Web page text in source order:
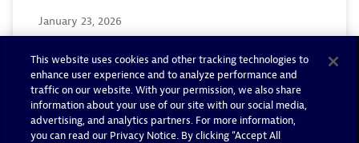
January 23, 2026
Read now
This website uses cookies and other tracking technologies to
enhance user experience and to analyze performance and
traffic on our website. With your permission, we also share
information about your use of our site with our social media,
advertising, and analytics partners. For more information,
you can read our Privacy Notice. By clicking “Accept All